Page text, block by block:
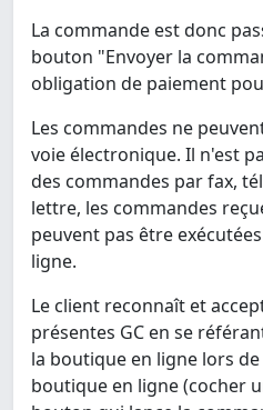
La commande est donc
bouton "Envoyer la
obligation de paiement
Les commandes ne
voie électronique. Il n'est
des commandes par fax,
lettre, les commandes
peuvent pas être
ligne.
Le client reconnaît et
présentes GC en se
la boutique en ligne lors
boutique en ligne (cocher